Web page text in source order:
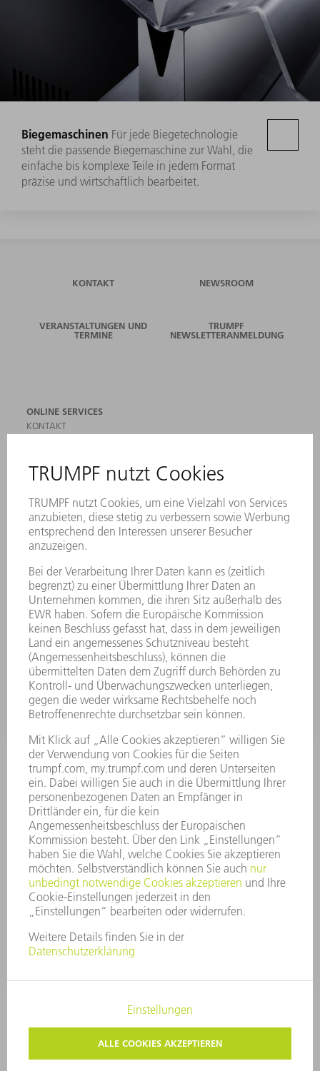
Biegemaschinen Für jede Biegetechnologie
steht die passende Biegemaschine zur Wahl, die
einfache bis komplexe Teile in jedem Format
präzise und wirtschaftlich bearbeitet.
KONTAKT NEWSROOM
VERANSTALTUNGEN UND
TERMINE
TRUMPF
NEWSLETTERANMELDUNG
ONLINE SERVICES
KONTAKT
VERANSTALTUNGEN UND TERMINE
NEWSLETTER-ANMELDUNG
MYTRUMPF
SICHERHEITSDATENBLÄTTER
PRODUKTE
MASCHINEN & SYSTEME
LEISTUNGSELEKTRONIK
ELEKTROWERKZEUGE
SMART FACTORY
SOFTWARE
SERVICES
ANWENDUNGEN
BRANCHEN
UNTERNEHMEN
KARRIERE
STELLENANGEBOTE
UNTERNEHMENSPROFIL
GESCHÄFTSBERICHT
UNTERNEHMENSGRUNDSÄTZE
COMPLIANCE
HINWEISGEBERSYSTEM
SECURITY
PRESSEMITTEILUNGEN
MAGAZINE
LIEFERANTEN
NACHHALTIGKEIT
UMWELT & KLIMA
SOZIALES & GESELLSCHAFT
UNTERNEHMENSFÜHRUNG
IMPRESSUM
DATENSCHUTZ
COPYRIGHT UND MARKENZEICHEN
AGB
PRIVATSPHÄRE-EINSTELLUNGEN